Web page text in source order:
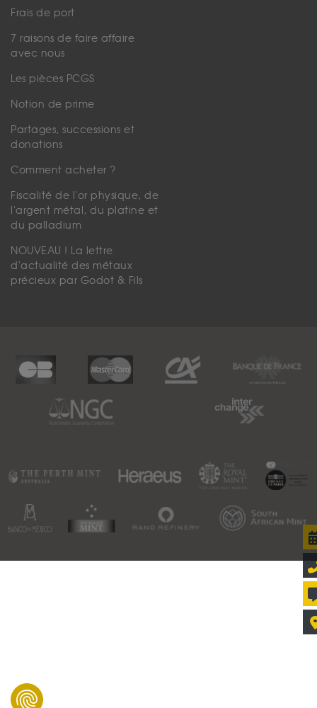
Frais de port
7 raisons de faire affaire
avec nous
Les pièces PCGS
Notion de prime
Partages, successions et
donations
Comment acheter ?
Fiscalité de l'or physique, de
l'argent métal, du platine et
du palladium
NOUVEAU ! La lettre
d'actualité des métaux
précieux par Godot & Fils